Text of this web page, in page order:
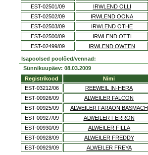
EST-02501/09
IRWLEND OLLI
EST-02502/09
IRWLEND OONA
EST-02503/09
IRWLEND OTHE
EST-02500/09
IRWLEND OTTI
EST-02499/09
IRWLEND OWTEN
Isapoolsed poolõed/vennad:
Sünnikuupäev: 08.03.2009
Registrikood
Nimi
EST-03212/06
REEWEIL IN-HERA
EST-00926/09
ALWEILER FALCON
EST-00925/09
ALWEILER FARAON BASMACH
EST-00927/09
ALWEILER FERRON
EST-00930/09
ALWEILER FILLA
EST-00928/09
ALWEILER FREDDY
EST-00929/09
ALWEILER FREYA